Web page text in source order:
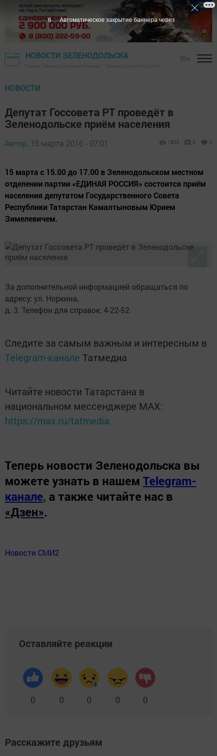
НОВОСТИ ЗЕЛЕНОДОЛЬСКА
НОВОСТИ
Депутат Госсовета РТ проведёт в
Зеленодольске приём населения
Автор, 15 марта 2016 - 07:01 1820 0 0
15 марта с 15.00 до 17.00 в Зеленодольском местном
отделении партии «ЕДИНАЯ РОССИЯ» состоится приём
населения депутатом Государственного Совета
Республики Татарстан Камалтыновым Юрием
Зимелевичем.
За дополнительной информацией обращаться по
адресу: ул. Норкина,
д. 3. Телефон для справок: 4-22-52.
Следите за самым важным и интересным в
Telegram-канале Татмедиа
Читайте новости Татарстана в
национальном мессенджере MАХ:
https://max.ru/tatmedia
Теперь новости Зеленодольска вы
можете узнать в нашем Telegram-
канале, а также читайте нас в
«Дзен».
Новости СМИ2
Оставляйте реакции
0 0 0 0 0
Расскажите друзьям
5 Автоматическое закрытие баннера через